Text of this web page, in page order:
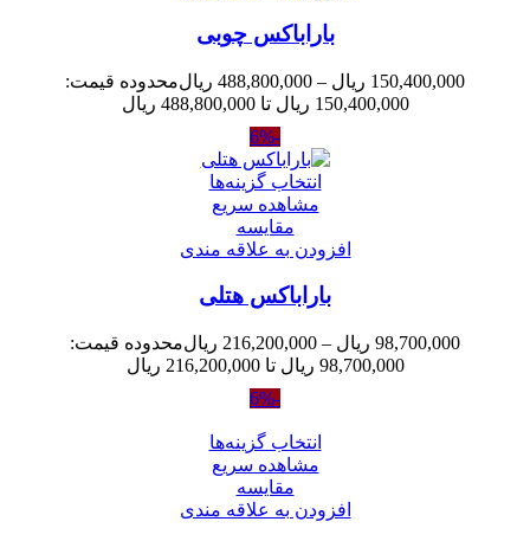
باراباکس چوبی
150,400,000 ریال –
488,800,000 ریالمحدوده قیمت:
150,400,000 ریال تا 488,800,000 ریال
-6%
انتخاب گزینه‌ها
مشاهده سریع
مقایسه
افزودن به علاقه مندی
باراباکس هتلی
98,700,000 ریال –
216,200,000 ریالمحدوده قیمت:
98,700,000 ریال تا 216,200,000 ریال
-6%
انتخاب گزینه‌ها
مشاهده سریع
مقایسه
افزودن به علاقه مندی